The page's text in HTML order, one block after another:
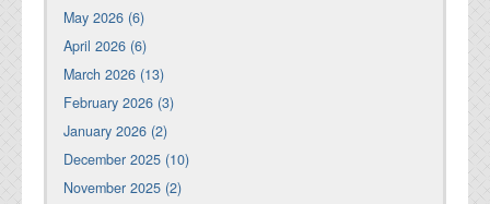
May 2026 (6)
April 2026 (6)
March 2026 (13)
February 2026 (3)
January 2026 (2)
December 2025 (10)
November 2025 (2)